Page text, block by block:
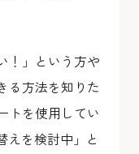
！」という方や
る方法を知りた
トを使用してい
えを検討中」と